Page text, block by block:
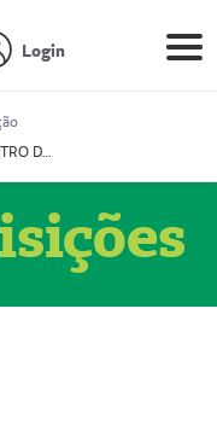
Login
Prestador CENTRO DE ONCOLOGIA